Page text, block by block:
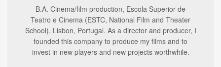
B.A. Cinema/film production, Escola Superior de
Teatro e Cinema (ESTC, National Film and Theater
School), Lisbon, Portugal. As a director and producer, I
founded this company to produce my films and to
invest in new players and new projects worthwhile.